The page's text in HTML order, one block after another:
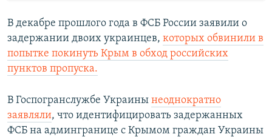
В декабре прошлого года в ФСБ России заявили о
задержании двоих украинцев, которых обвинили в
попытке покинуть Крым в обход российских
пунктов пропуска.
В Госпогранслужбе Украины неоднократно
заявляли, что идентифицировать задержанных
ФСБ на админгранице с Крымом граждан Украины